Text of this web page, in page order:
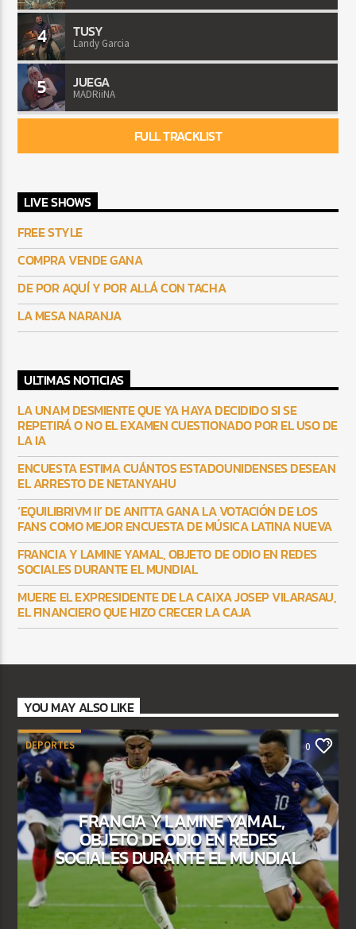
4 TUSY
Landy Garcia
5 JUEGA
MADRiiNA
FULL TRACKLIST
LIVE SHOWS
FREE STYLE
COMPRA VENDE GANA
DE POR AQUÍ Y POR ALLÁ CON TACHA
LA MESA NARANJA
ULTIMAS NOTICIAS
LA UNAM DESMIENTE QUE YA HAYA DECIDIDO SI SE
REPETIRÁ O NO EL EXAMEN CUESTIONADO POR EL USO DE
LA IA
ENCUESTA ESTIMA CUÁNTOS ESTADOUNIDENSES DESEAN
EL ARRESTO DE NETANYAHU
‘EQUILIBRIVM II’ DE ANITTA GANA LA VOTACIÓN DE LOS
FANS COMO MEJOR ENCUESTA DE MÚSICA LATINA NUEVA
FRANCIA Y LAMINE YAMAL, OBJETO DE ODIO EN REDES
SOCIALES DURANTE EL MUNDIAL
MUERE EL EXPRESIDENTE DE LA CAIXA JOSEP VILARASAU,
EL FINANCIERO QUE HIZO CRECER LA CAJA
YOU MAY ALSO LIKE
DEPORTES 0
FRANCIA Y LAMINE YAMAL,
OBJETO DE ODIO EN REDES
SOCIALES DURANTE EL MUNDIAL